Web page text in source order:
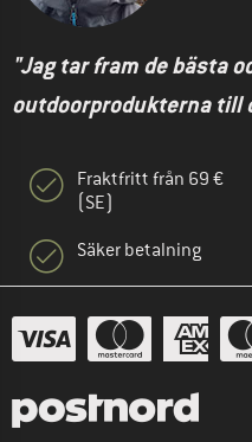
"Jag tar fram de bästa
outdoorprodukterna till
Fraktfritt från 69 €
(SE)
Säker betalning